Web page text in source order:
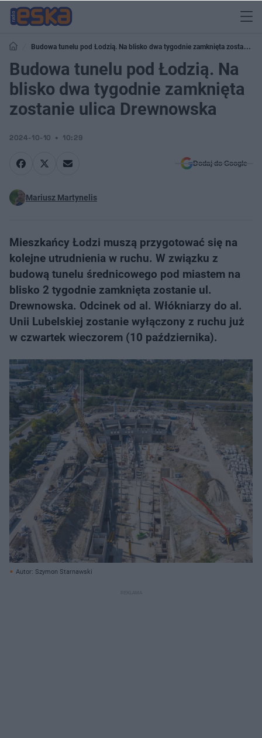
Budowa tunelu pod Łodzią. Na blisko dwa tygodnie zamknięta zostanie
ulica Drewnowska
Budowa tunelu pod Łodzią. Na
blisko dwa tygodnie zamknięta
zostanie ulica Drewnowska
2024-10-10 10:29
Dodaj do Google
Mariusz Martynelis
Mieszkańcy Łodzi muszą przygotować się na
kolejne utrudnienia w ruchu. W związku z
budową tunelu średnicowego pod miastem na
blisko 2 tygodnie zamknięta zostanie ul.
Drewnowska. Odcinek od al. Włókniarzy do al.
Unii Lubelskiej zostanie wyłączony z ruchu już
w czwartek wieczorem (10 października).
Autor: Szymon Starnawski